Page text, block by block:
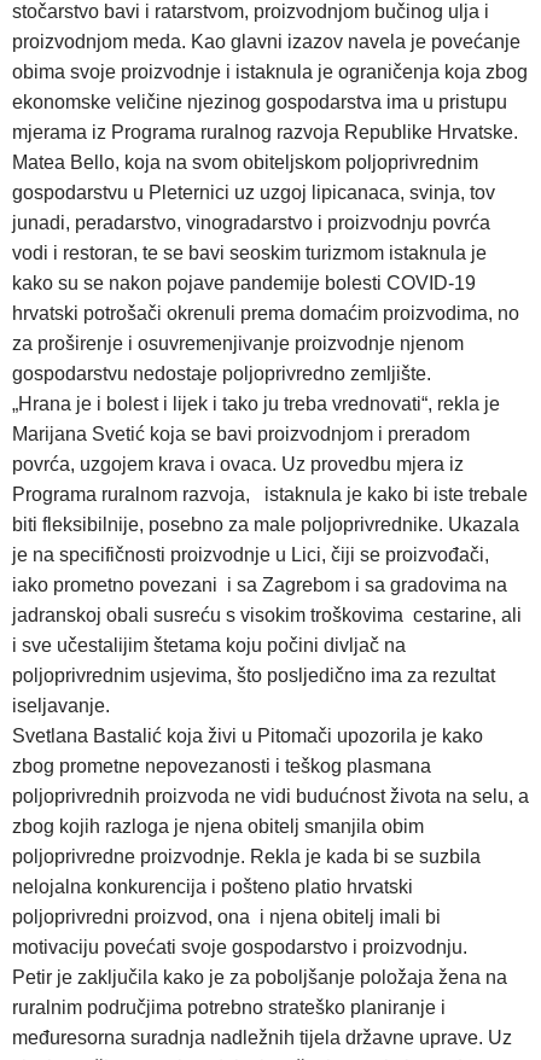
stočarstvo bavi i ratarstvom, proizvodnjom bučinog ulja i
proizvodnjom meda. Kao glavni izazov navela je povećanje
obima svoje proizvodnje i istaknula je ograničenja koja zbog
ekonomske veličine njezinog gospodarstva ima u pristupu
mjerama iz Programa ruralnog razvoja Republike Hrvatske.
Matea Bello, koja na svom obiteljskom poljoprivrednim
gospodarstvu u Pleternici uz uzgoj lipicanaca, svinja, tov
junadi, peradarstvo, vinogradarstvo i proizvodnju povrća
vodi i restoran, te se bavi seoskim turizmom istaknula je
kako su se nakon pojave pandemije bolesti COVID-19
hrvatski potrošači okrenuli prema domaćim proizvodima, no
za proširenje i osuvremenjivanje proizvodnje njenom
gospodarstvu nedostaje poljoprivredno zemljište.
„Hrana je i bolest i lijek i tako ju treba vrednovati“, rekla je
Marijana Svetić koja se bavi proizvodnjom i preradom
povrća, uzgojem krava i ovaca. Uz provedbu mjera iz
Programa ruralnom razvoja, istaknula je kako bi iste trebale
biti fleksibilnije, posebno za male poljoprivrednike. Ukazala
je na specifičnosti proizvodnje u Lici, čiji se proizvođači,
iako prometno povezani i sa Zagrebom i sa gradovima na
jadranskoj obali susreću s visokim troškovima cestarine, ali
i sve učestalijim štetama koju počini divljač na
poljoprivrednim usjevima, što posljedično ima za rezultat
iseljavanje.
Svetlana Bastalić koja živi u Pitomači upozorila je kako
zbog prometne nepovezanosti i teškog plasmana
poljoprivrednih proizvoda ne vidi budućnost života na selu, a
zbog kojih razloga je njena obitelj smanjila obim
poljoprivredne proizvodnje. Rekla je kada bi se suzbila
nelojalna konkurencija i pošteno platio hrvatski
poljoprivredni proizvod, ona i njena obitelj imali bi
motivaciju povećati svoje gospodarstvo i proizvodnju.
Petir je zaključila kako je za poboljšanje položaja žena na
ruralnim područjima potrebno strateško planiranje i
međuresorna suradnja nadležnih tijela državne uprave. Uz